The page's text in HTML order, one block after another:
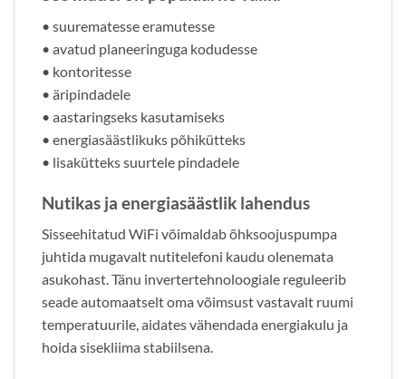
• suurematesse eramutesse
• avatud planeeringuga kodudesse
• kontoritesse
• äripindadele
• aastaringseks kasutamiseks
• energiasäästlikuks põhikütteks
• lisakütteks suurtele pindadele
Nutikas ja energiasäästlik lahendus
Sisseehitatud WiFi võimaldab õhksoojuspumpa
juhtida mugavalt nutitelefoni kaudu olenemata
asukohast. Tänu invertertehnoloogiale reguleerib
seade automaatselt oma võimsust vastavalt ruumi
temperatuurile, aidates vähendada energiakulu ja
hoida sisekliima stabiilsena.